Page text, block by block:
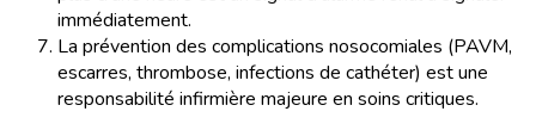
immédiatement.
La prévention des complications nosocomiales (PAVM,
escarres, thrombose, infections de cathéter) est une
responsabilité infirmière majeure en soins critiques.